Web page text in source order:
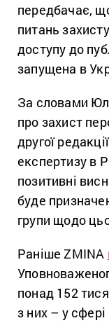
передбачає,
питань
доступу до
запущена в
За словами
про захист
другої
експертизу в
позитивні
буде
групи щодо
Раніше ZMINA
понад 152
з них – у